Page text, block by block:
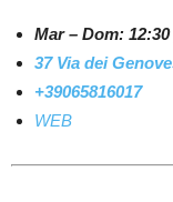
Mar – Dom:
37 Via dei
+39065816017
WEB